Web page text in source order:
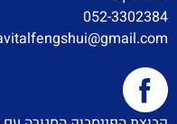
052-3302384